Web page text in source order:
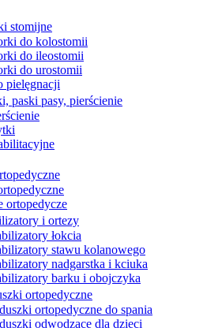
stomijne
do kolostomii
do ileostomii
do urostomii
pielęgnacji
paski pasy, pierścienie
ortopedycze
i ortezy
łokcia
stawu kolanowego
nadgarstka i kciuka
barku i obojczyka
ortopedyczne
ortopedyczne do spania
odwodzące dla dzieci